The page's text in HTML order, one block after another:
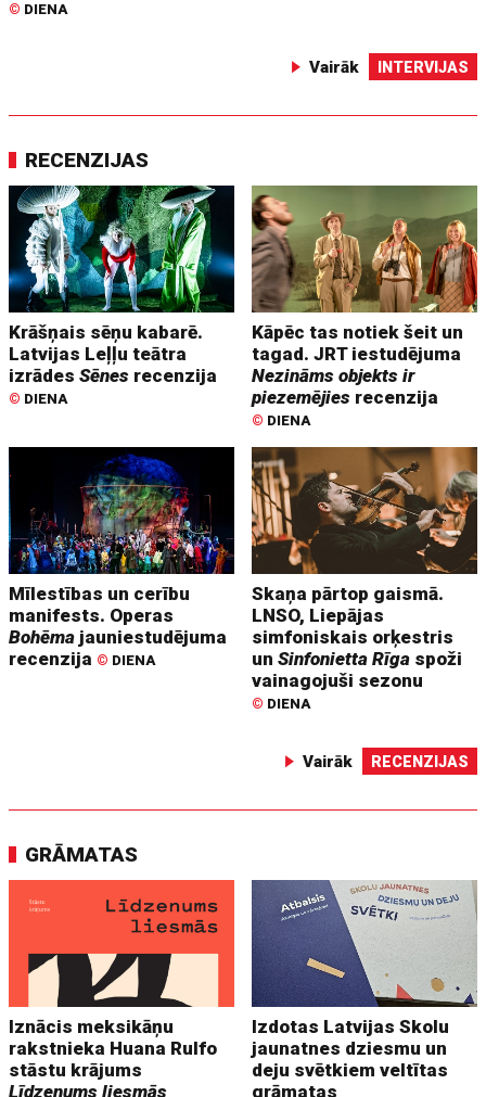
© DIENA
Vairāk INTERVIJAS
RECENZIJAS
Krāšņais sēņu kabarē.
Latvijas Leļļu teātra
izrādesSēnes recenzija
© DIENA
Kāpēc tas notiek šeit un
tagad. JRT iestudējuma
Nezināms objekts ir
piezemējies recenzija
© DIENA
Mīlestības un cerību
manifests. Operas
Bohēma jauniestudējuma
recenzija © DIENA
Skaņa pārtop gaismā.
LNSO, Liepājas
simfoniskais orķestris
unSinfonietta Rīga spoži
vainagojuši sezonu
© DIENA
Vairāk RECENZIJAS
GRĀMATAS
Iznācis meksikāņu
rakstnieka Huana Rulfo
stāstu krājums
Līdzenums liesmās
Izdotas Latvijas Skolu
jaunatnes dziesmu un
deju svētkiem veltītas
grāmatas